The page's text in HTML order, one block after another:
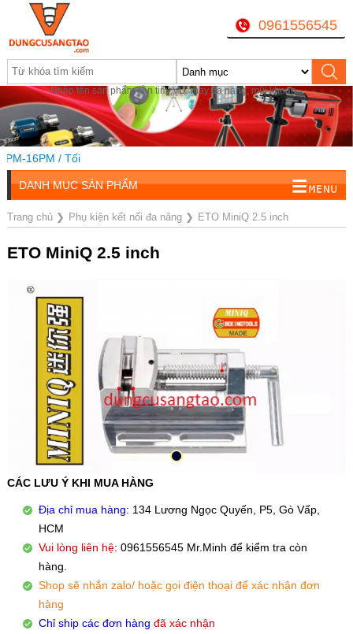
Nhập tên sản phẩm cần tìm, VD: máy đa năng, mũi khoan...
0961556545
16PM / Tối
DANH MỤC SẢN PHẨM
Trang chủ❯ Phụ kiện kết nối đa năng❯ ETO MiniQ 2.5 inch
ETO MiniQ 2.5 inch
CÁC LƯU Ý KHI MUA HÀNG
Địa chỉ mua hàng: 134 Lương Ngọc Quyến, P5, Gò Vấp,
HCM
Vui lòng liên hệ: 0961556545 Mr.Minh để kiểm tra còn
hàng.
Shop sẽ nhắn zalo/ hoặc gọi điện thoại để xác nhận đơn
hàng
Chỉ ship các đơn hàng đã xác nhận